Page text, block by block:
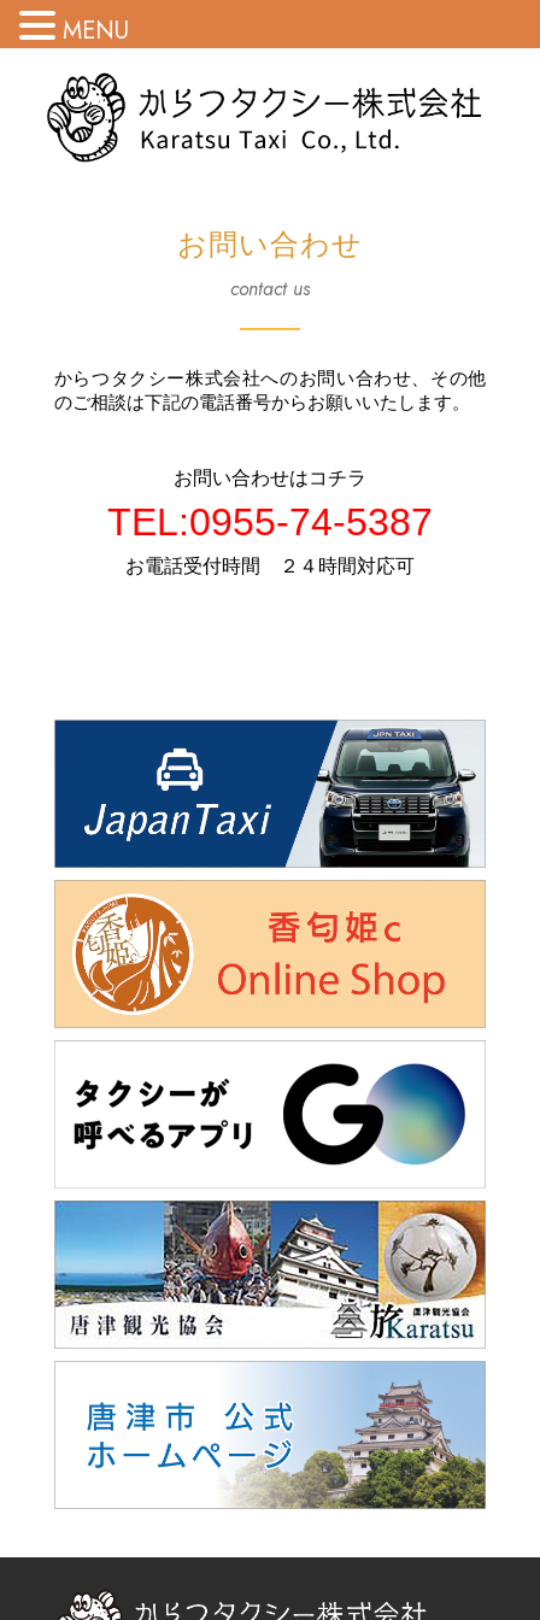
お問い合わせ
contact us
からつタクシー株式会社へのお問い合わせ、その他
のご相談は下記の電話番号からお願いいたします。
お問い合わせはコチラ
TEL:0955-74-5387
お電話受付時間 ２４時間対応可
MENU